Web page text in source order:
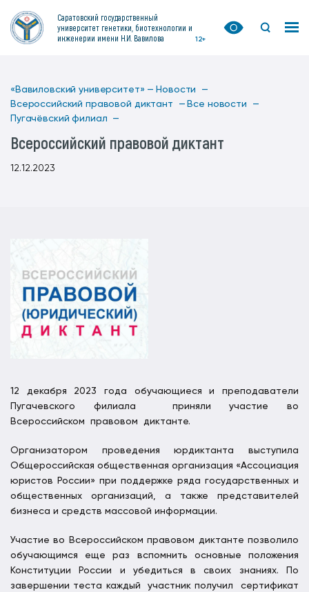
Саратовский государственный
университет генетики, биотехнологии и
инженерии имени Н.И. Вавилова
12+
«Вавиловский университет» — Новости —
Всероссийский правовой диктант — Все новости —
Пугачёвский филиал —
Всероссийский правовой диктант
12.12.2023
12 декабря 2023 года обучающиеся и преподаватели
Пугачевского филиала приняли участие во
Всероссийском правовом диктанте.
Организатором проведения юрдиктанта выступила
Общероссийская общественная организация «Ассоциация
юристов России» при поддержке ряда государственных и
общественных организаций, а также представителей
бизнеса и средств массовой информации.
Участие во Всероссийском правовом диктанте позволило
обучающимся еще раз вспомнить основные положения
Конституции России и убедиться в своих знаниях. По
завершении теста каждый участник получил сертификат